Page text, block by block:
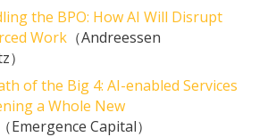
the BPO: How AI Will Disrupt
Work （Andreessen
of the Big 4: AI-enabled Services
a Whole New
（Emergence Capital）